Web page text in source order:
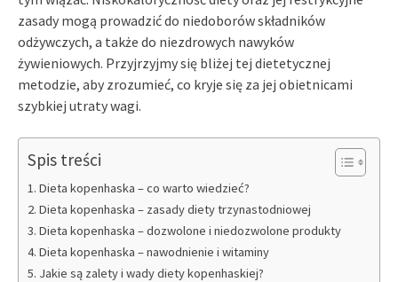
zasady mogą prowadzić do niedoborów składników
odżywczych, a także do niezdrowych nawyków
żywieniowych. Przyjrzyjmy się bliżej tej dietetycznej
metodzie, aby zrozumieć, co kryje się za jej obietnicami
szybkiej utraty wagi.
Spis treści
Dieta kopenhaska – co warto wiedzieć?
Dieta kopenhaska – zasady diety trzynastodniowej
Dieta kopenhaska – dozwolone i niedozwolone produkty
Dieta kopenhaska – nawodnienie i witaminy
Jakie są zalety i wady diety kopenhaskiej?